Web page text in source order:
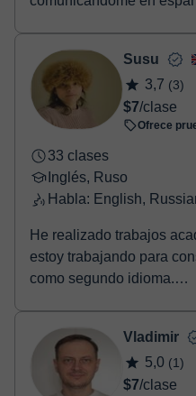
Susu
3,7 (3)
$7/clase
Ofrece
33 clases
Inglés, Ruso
Habla: English,
He realizado trabajos
estoy trabajando para
como segundo idioma.
Vladimir
5,0 (1)
$7/clase